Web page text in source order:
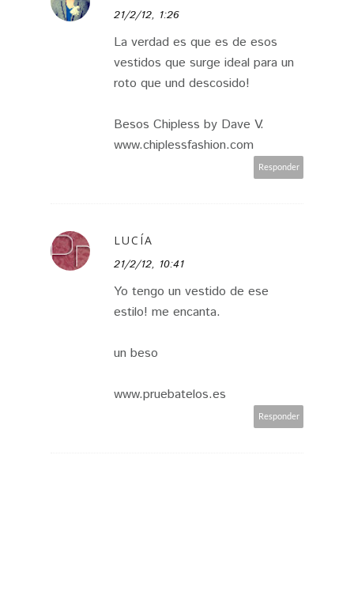
21/2/12, 1:26
La verdad es que es de esos
vestidos que surge ideal para un
roto que und descosido!
Besos Chipless by Dave V.
www.chiplessfashion.com
Responder
LUCÍA
21/2/12, 10:41
Yo tengo un vestido de ese
estilo! me encanta.
un beso
www.pruebatelos.es
Responder